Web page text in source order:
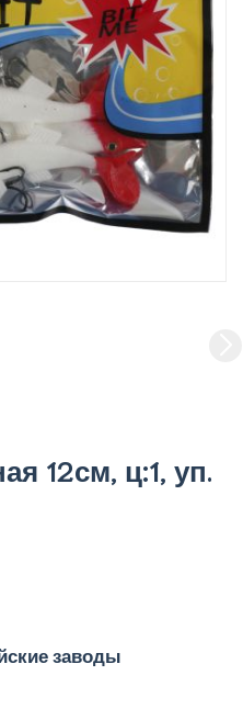
12см, ц:1, уп.
заводы